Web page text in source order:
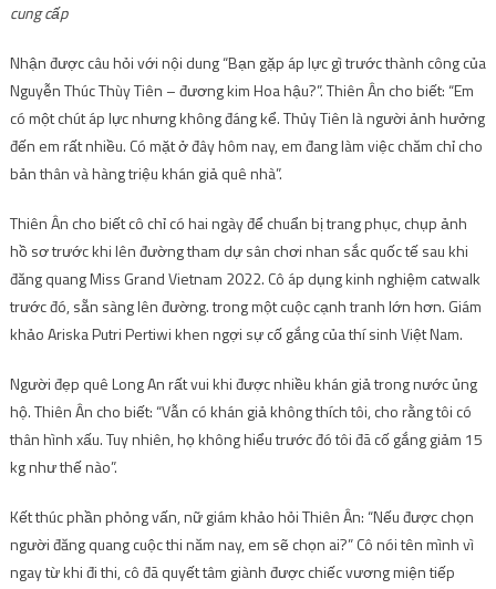
cung cấp
Nhận được câu hỏi với nội dung “Bạn gặp áp lực gì trước thành công của
Nguyễn Thúc Thùy Tiên – đương kim Hoa hậu?”. Thiên Ân cho biết: “Em
có một chút áp lực nhưng không đáng kể. Thủy Tiên là người ảnh hưởng
đến em rất nhiều. Có mặt ở đây hôm nay, em đang làm việc chăm chỉ cho
bản thân và hàng triệu khán giả quê nhà”.
Thiên Ân cho biết cô chỉ có hai ngày để chuẩn bị trang phục, chụp ảnh
hồ sơ trước khi lên đường tham dự sân chơi nhan sắc quốc tế sau khi
đăng quang Miss Grand Vietnam 2022. Cô áp dụng kinh nghiệm catwalk
trước đó, sẵn sàng lên đường. trong một cuộc cạnh tranh lớn hơn. Giám
khảo Ariska Putri Pertiwi khen ngợi sự cố gắng của thí sinh Việt Nam.
Người đẹp quê Long An rất vui khi được nhiều khán giả trong nước ủng
hộ. Thiên Ân cho biết: “Vẫn có khán giả không thích tôi, cho rằng tôi có
thân hình xấu. Tuy nhiên, họ không hiểu trước đó tôi đã cố gắng giảm 15
kg như thế nào”.
Kết thúc phần phỏng vấn, nữ giám khảo hỏi Thiên Ân: “Nếu được chọn
người đăng quang cuộc thi năm nay, em sẽ chọn ai?” Cô nói tên mình vì
ngay từ khi đi thi, cô đã quyết tâm giành được chiếc vương miện tiếp